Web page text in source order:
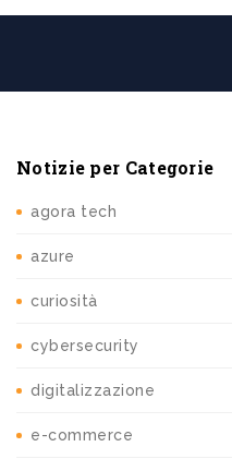
Notizie per Categorie
agora tech
azure
curiosità
cybersecurity
digitalizzazione
e-commerce